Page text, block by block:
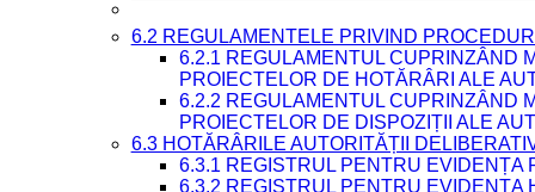
6.2 REGULAMENTELE PRIVIND
6.2.1 REGULAMENTUL CUPRINZÂND
PROIECTELOR DE HOTĂRÂRI ALE
6.2.2 REGULAMENTUL CUPRINZÂND
PROIECTELOR DE DISPOZIȚII ALE
6.3 HOTĂRÂRILE AUTORITĂȚII
6.3.1 REGISTRUL PENTRU EVIDENȚA
6.3.2 REGISTRUL PENTRU EVIDENȚA